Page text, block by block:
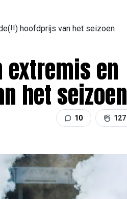
hoofdprijs van het seizoen
extremis en
het seizoen
10 127